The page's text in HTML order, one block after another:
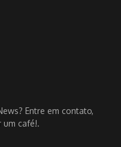
Entre em contato,
um café!.